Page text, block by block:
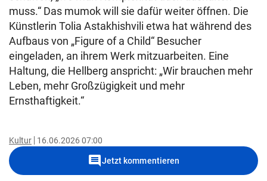
muss.“ Das mumok will sie dafür weiter öffnen. Die
Künstlerin Tolia Astakhishvili etwa hat während des
Aufbaus von „Figure of a Child“ Besucher
eingeladen, an ihrem Werk mitzuarbeiten. Eine
Haltung, die Hellberg anspricht: „Wir brauchen mehr
Leben, mehr Großzügigkeit und mehr
Ernsthaftigkeit.“
Kultur 16.06.2026 07:00
commentJetzt kommentieren